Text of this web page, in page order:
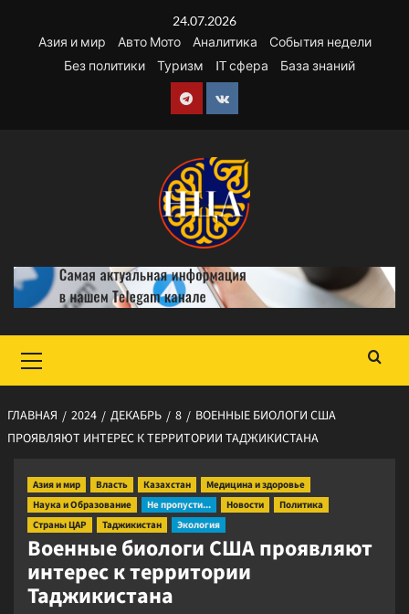
содержимому
24.07.2026
Азия и мир
Авто Мото Аналитика
События недели
Без политики
Туризм IT сфера База знаний
Telegram
VK
меню
ГЛАВНАЯ 2024 ДЕКАБРЬ 8
ВОЕННЫЕ БИОЛОГИ США
ПРОЯВЛЯЮТ ИНТЕРЕС К ТЕРРИТОРИИ ТАДЖИКИСТАНА
Азия и мир Власть Казахстан
Медицина и здоровье
Наука и Образование
Не пропусти... Новости
Политика
Страны ЦАР
Таджикистан Экология
Военные биологи США проявляют
интерес к территории
Таджикистана